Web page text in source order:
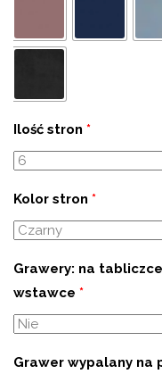
Ilość stron *
Kolor stron *
Grawery: na
wstawce *
Grawer wypalany na